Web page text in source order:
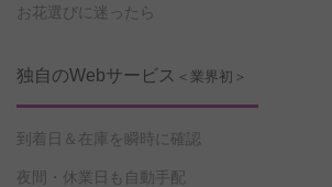
お花選びに迷ったら
独自のWebサービス ＜業界初＞
到着日＆在庫を瞬時に確認
夜間・休業日も自動手配